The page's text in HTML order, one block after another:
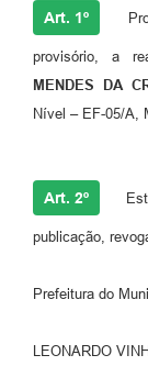
Art. 1º
provisório, a
MENDES DA
Nível – EF-05/A,
Art. 2º
publicação,
Prefeitura do
LEONARDO